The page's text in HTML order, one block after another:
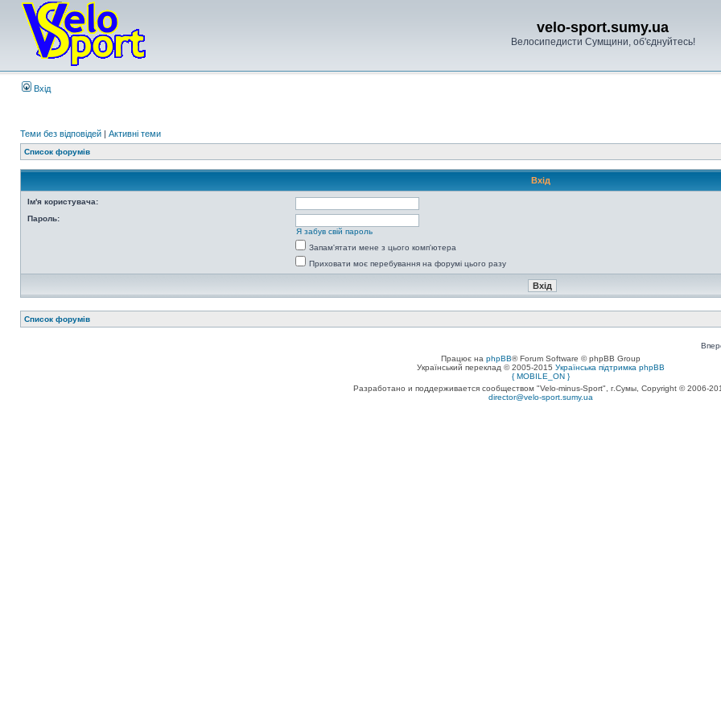
velo-sport.sumy.ua
Велосипедисти Сумщини, об'єднуйтесь!
Вхід
Теми без відповідей | Активні теми
Список форумів
Вхід
Ім'я користувача:
Пароль:
Я забув свій пароль
Запам'ятати мене з цього комп'ютера
Приховати моє перебування на форумі цього разу
Список форумів
Працює на phpBB® Forum Software © phpBB Group
Український переклад © 2005-2015 Українська підтримка phpBB
{ MOBILE_ON }
Разработано и поддерживается сообществом "Velo-minus-Sport", г.Сумы, Copyright © 2006-
director@velo-sport.sumy.ua